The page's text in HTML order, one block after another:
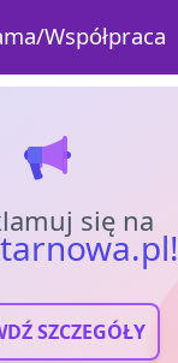
Współpraca
się na
SZCZEGÓŁY